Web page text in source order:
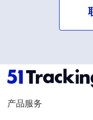
产品服务